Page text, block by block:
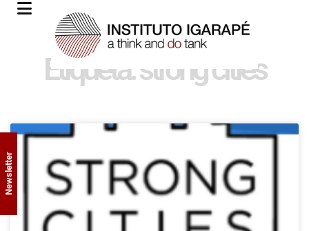
Etiqueta: strong cities
Newsletter